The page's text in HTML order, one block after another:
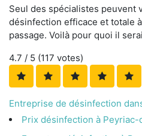
Seul des spécialistes peuvent
désinfection efficace et totale
passage. Voilà pour quoi il
4.7 / 5 (117 votes)
Entreprise de désinfection
Prix désinfection à